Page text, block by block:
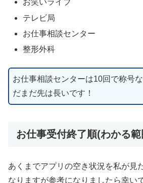
お笑いライブ
テレビ局
お仕事相談センター
整形外科
お仕事相談センターは10回で称号
だまだ先は長いです！
お仕事受付終了順(わかる
あくまでアプリの空き状況を私が見
なりますが参考になりましたら幸い